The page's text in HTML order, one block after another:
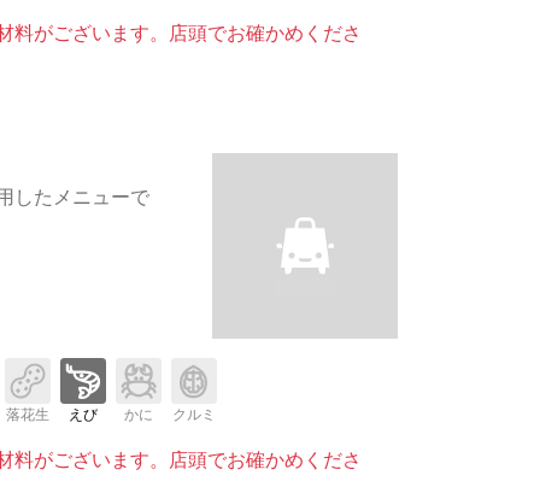
料がございます。店頭でお確かめくださ
したメニューで
落花生 えび かに クルミ
料がございます。店頭でお確かめくださ